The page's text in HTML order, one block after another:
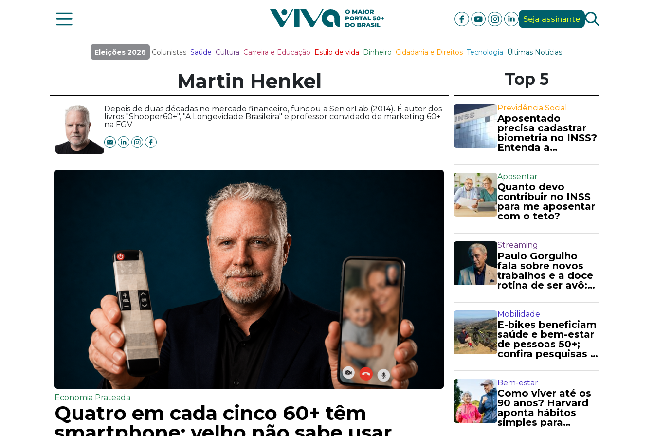
Seja assinante
Eleições 2026 Colunistas Saúde Cultura Carreira e Educação Estilo de vida Dinheiro Cidadania e Direitos Tecnologia Últimas Notícias
Martin Henkel
Depois de duas décadas no mercado financeiro, fundou a SeniorLab (2014). É autor dos
livros "Shopper60+", "A Longevidade Brasileira" e professor convidado de marketing 60+
na FGV
Economia Prateada
Quatro em cada cinco 60+ têm
Top 5
Previdência Social
Aposentado
precisa cadastrar
biometria no INSS?
Entenda a
Aposentar
Quanto devo
contribuir no INSS
para me aposentar
com o teto?
Streaming
Paulo Gorgulho
fala sobre novos
trabalhos e a doce
rotina de ser avô:
Mobilidade
E-bikes beneficiam
saúde e bem-estar
de pessoas 50+;
confira pesquisas e
Bem-estar
Como viver até os
90 anos? Harvard
aponta hábitos
simples para